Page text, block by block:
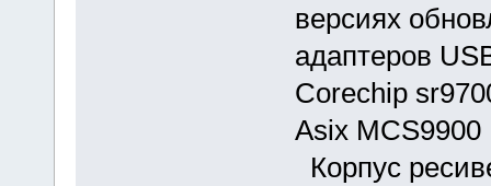
версиях
адаптеров
Corechip
Asix MCS9900
Корпус